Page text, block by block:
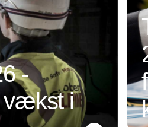
-
vækst i